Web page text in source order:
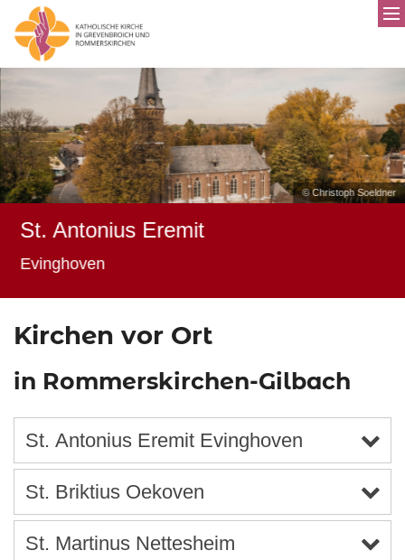
© Christoph Soeldner
St. Antonius Eremit
Evinghoven
Kirchen vor Ort
in Rommerskirchen-Gilbach
St. Antonius Eremit Evinghoven
St. Briktius Oekoven
St. Martinus Nettesheim